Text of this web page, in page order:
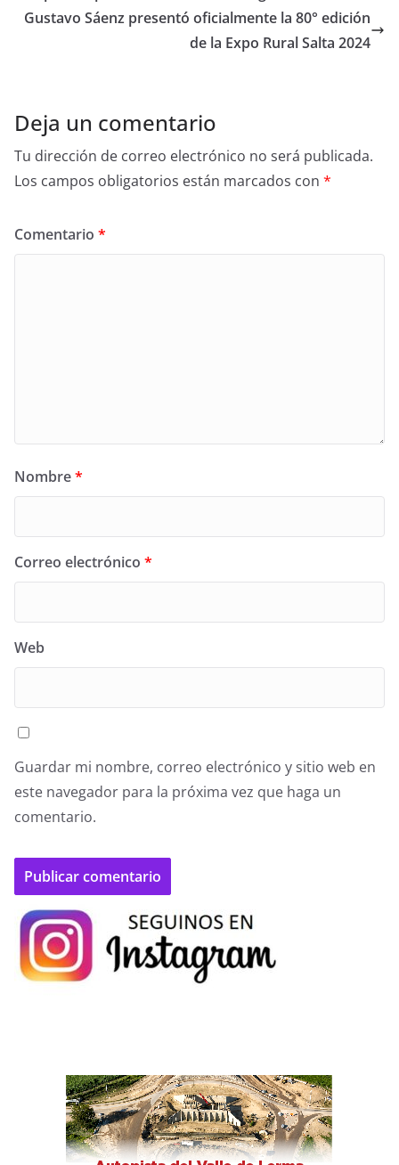
Gustavo Sáenz presentó oficialmente la 80° edición
de la Expo Rural Salta 2024
Deja un comentario
Tu dirección de correo electrónico no será publicada.
Los campos obligatorios están marcados con *
Comentario *
Nombre*
Correo electrónico *
Web
Guardar mi nombre, correo electrónico y sitio web en
este navegador para la próxima vez que haga un
comentario.